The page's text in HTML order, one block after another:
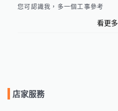
您可認識我，多一個工事參考
看更多
店家服務